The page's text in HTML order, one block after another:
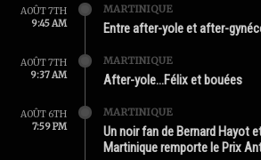
AOÛT 7TH
9:45 AM
MARTINIQUE
Entre after-yole et after-
AOÛT 7TH
9:37 AM
MARTINIQUE
After-yole…Félix et bouées
AOÛT 6TH
7:59 PM
MARTINIQUE
Un noir fan de Bernard Hayot
Martinique remporte le Prix